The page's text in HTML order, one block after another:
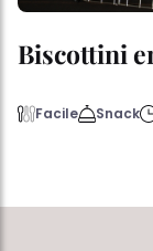
Biscottini
Facile Snack